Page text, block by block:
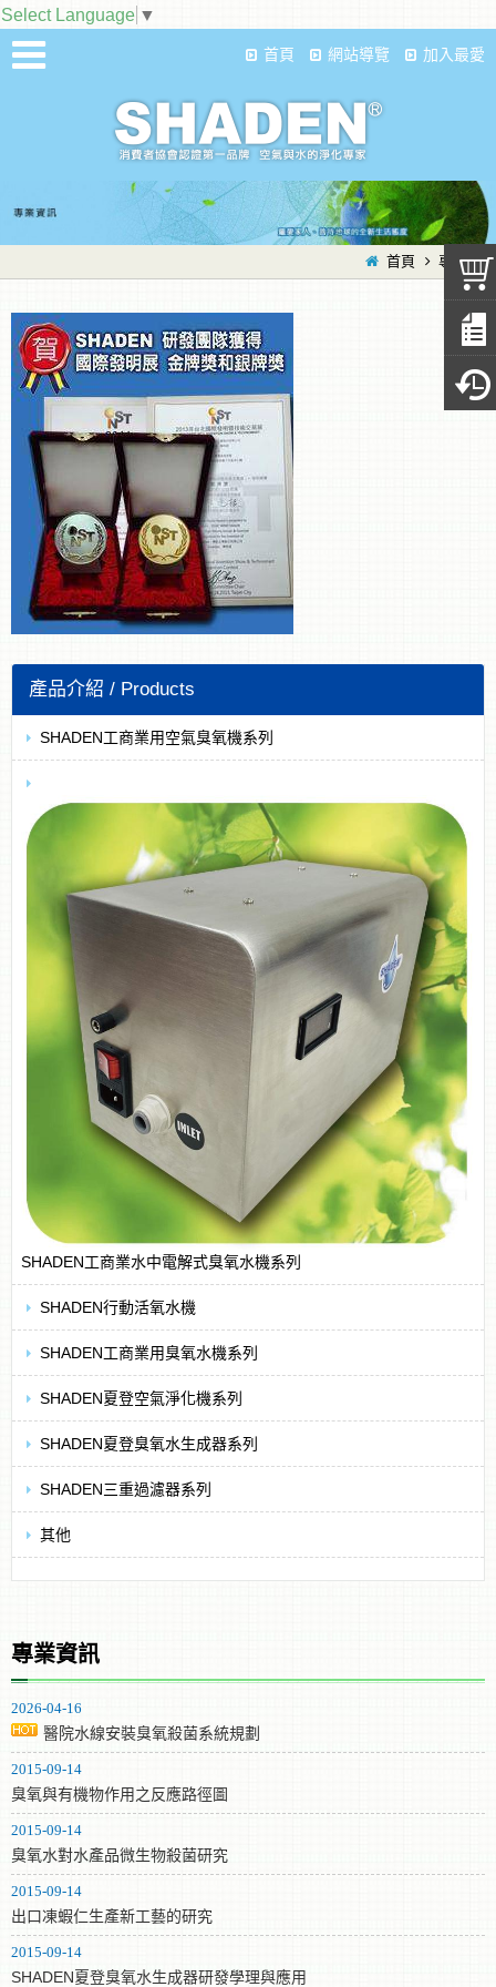
Select Language ▼
首頁 網站導覽 加入最愛
首頁 專業資訊
SHADEN工商業用空氣臭氧機系列
SHADEN工商業水中電解式臭氧水機系列
SHADEN行動活氧水機
SHADEN工商業用臭氧水機系列
SHADEN夏登空氣淨化機系列
SHADEN夏登臭氧水生成器系列
SHADEN三重過濾器系列
其他
專業資訊
2026-04-16
醫院水線安裝臭氧殺菌系統規劃
2015-09-14
臭氧與有機物作用之反應路徑圖
2015-09-14
臭氧水對水產品微生物殺菌研究
2015-09-14
出口凍蝦仁生產新工藝的研究
2015-09-14
SHADEN夏登臭氧水生成器研發學理與應用